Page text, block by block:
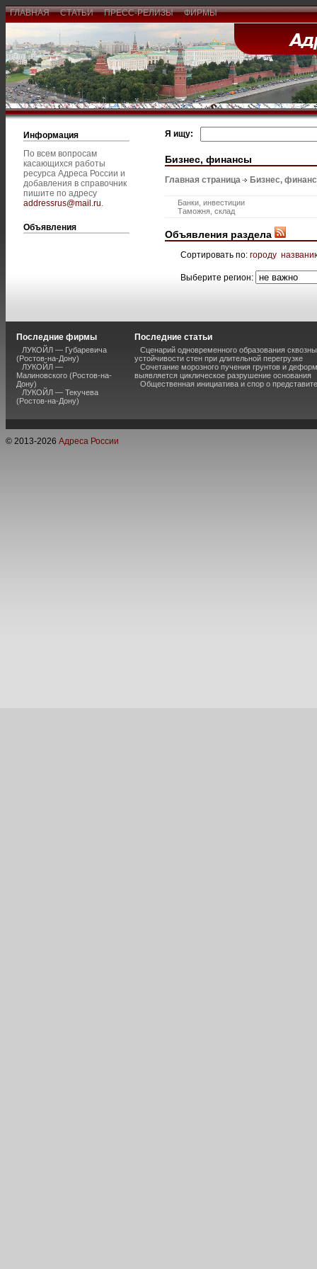
ГЛАВНАЯ СТАТЬИ ПРЕСС-РЕЛИЗЫ ФИРМЫ
Информация
По всем вопросам
касающихся работы
ресурса Адреса России и
добавления в справочник
пишите по адресу
addressrus@mail.ru.
Объявления
Я ищу:
Бизнес, финансы
Главная страница Бизнес,
Банки, инвестиции
Таможня, склад
Объявления раздела
Сортировать по: городу
Выберите регион:
Последние фирмы
ЛУКОЙЛ — Губаревича
(Ростов-на-Дону)
ЛУКОЙЛ —
Малиновского (Ростов-на-
Дону)
ЛУКОЙЛ — Текучева
(Ростов-на-Дону)
Последние статьи
Сценарий одновременного образования
устойчивости стен при длительной перегрузке
Сочетание морозного пучения грунтов и
выявляется циклическое разрушение основания
Общественная инициатива и спор о
© 2013-2026 Адреса России